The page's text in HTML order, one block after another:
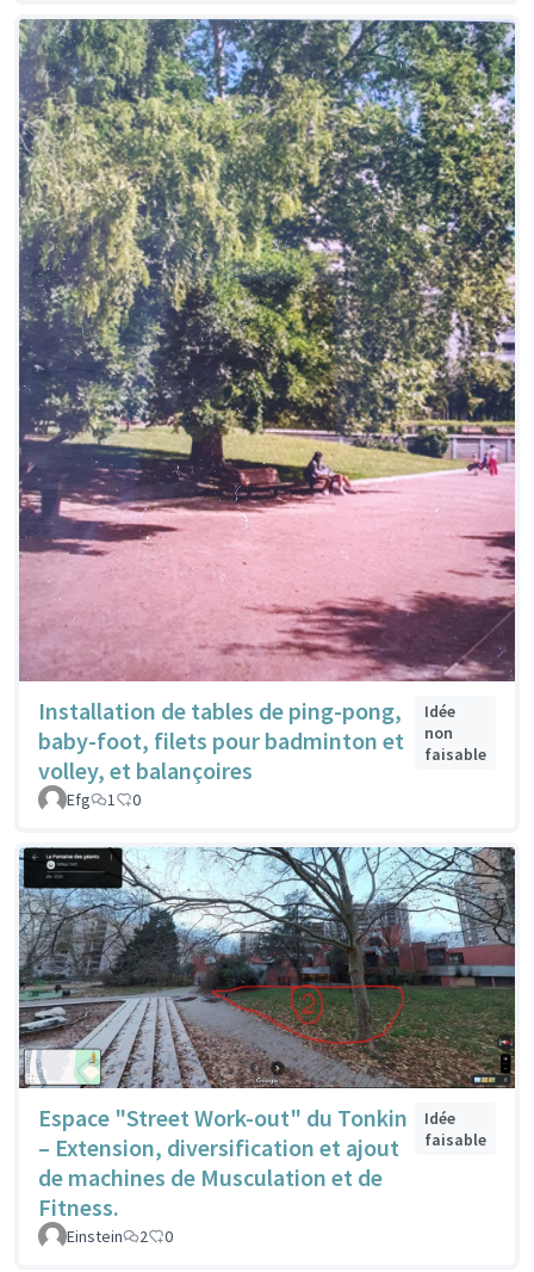
Installation de tables de ping-pong,
baby-foot, filets pour badminton et
volley, et balançoires
Idée
non
faisable
Efg 1 0
Espace "Street Work-out" du Tonkin
– Extension, diversification et ajout
de machines de Musculation et de
Fitness.
Idée
faisable
Einstein 2 0